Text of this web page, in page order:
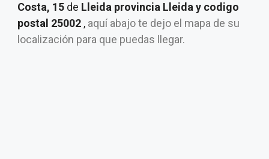
Costa, 15 de Lleida provincia Lleida y codigo
postal 25002 , aquí abajo te dejo el mapa de su
localización para que puedas llegar.